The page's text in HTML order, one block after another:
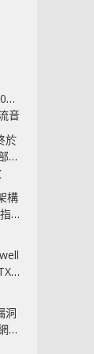
音
於
分
構
洞
站